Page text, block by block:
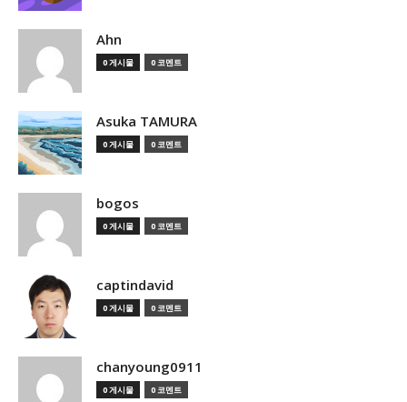
Ahn
0 게시물 0 코멘트
Asuka TAMURA
0 게시물 0 코멘트
bogos
0 게시물 0 코멘트
captindavid
0 게시물 0 코멘트
chanyoung0911
0 게시물 0 코멘트